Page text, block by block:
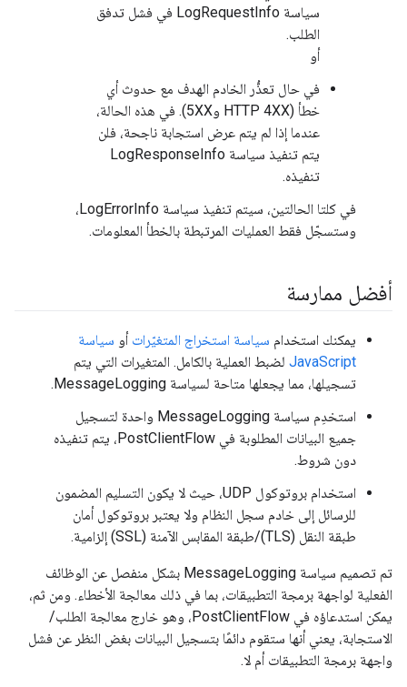
سياسة LogRequestInfo في فشل تدفق
الطلب.
أو
في حال تعذُّر الخادم الهدف مع حدوث أي
خطأ (HTTP 4XX و5XX). في هذه الحالة،
عندما إذا لم يتم عرض استجابة ناجحة، فلن
يتم تنفيذ سياسة LogResponseInfo
تنفيذه.
في كلتا الحالتين، سيتم تنفيذ سياسة LogErrorInfo،
وستسجّل فقط العمليات المرتبطة بالخطأ المعلومات.
أفضل ممارسة
يمكنك استخدام سياسة استخراج المتغيّرات أو سياسة
JavaScript لضبط العملية بالكامل. المتغيرات التي يتم
تسجيلها، مما يجعلها متاحة لسياسة MessageLogging.
استخدِم سياسة MessageLogging واحدة لتسجيل
جميع البيانات المطلوبة في PostClientFlow، يتم تنفيذه
دون شروط.
استخدام بروتوكول UDP، حيث لا يكون التسليم المضمون
للرسائل إلى خادم سجل النظام ولا يعتبر بروتوكول أمان
طبقة النقل (TLS)/طبقة المقابس الآمنة (SSL) إلزامية.
تم تصميم سياسة MessageLogging بشكل منفصل عن الوظائف
الفعلية لواجهة برمجة التطبيقات، بما في ذلك معالجة الأخطاء. ومن ثم،
يمكن استدعاؤه في PostClientFlow، وهو خارج معالجة الطلب/
الاستجابة، يعني أنها ستقوم دائمًا بتسجيل البيانات بغض النظر عن فشل
واجهة برمجة التطبيقات أم لا.